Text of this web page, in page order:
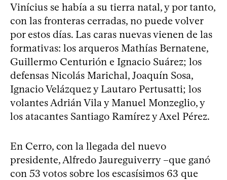
Vinícius se había a su tierra natal, y por tanto,
con las fronteras cerradas, no puede volver
por estos días. Las caras nuevas vienen de las
formativas: los arqueros Mathías Bernatene,
Guillermo Centurión e Ignacio Suárez; los
defensas Nicolás Marichal, Joaquín Sosa,
Ignacio Velázquez y Lautaro Pertusatti; los
volantes Adrián Vila y Manuel Monzeglio, y
los atacantes Santiago Ramírez y Axel Pérez.
En Cerro, con la llegada del nuevo
presidente, Alfredo Jaureguiverry –que ganó
con 53 votos sobre los escasísimos 63 que